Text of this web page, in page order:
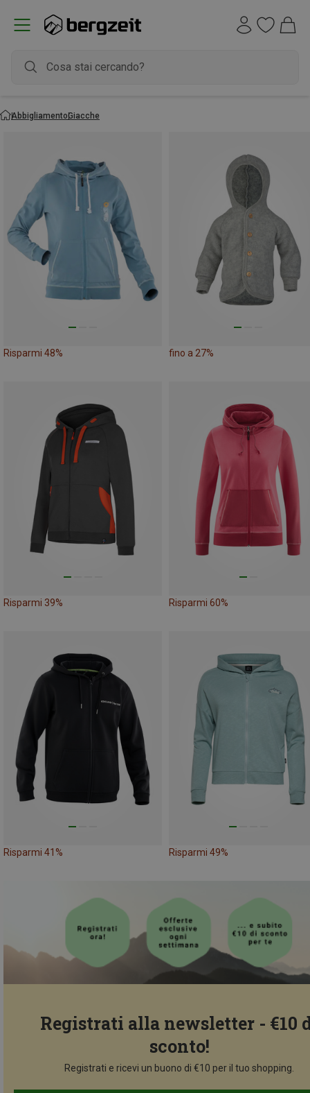
AbbigliamentoGiacche
Risparmi 48% fino a 27%
Risparmi 39% Risparmi 60%
Risparmi 41% Risparmi 49%
Registrati alla newsletter - €10
sconto!
Registrati e ricevi un buono di €10 per il tuo shopping.